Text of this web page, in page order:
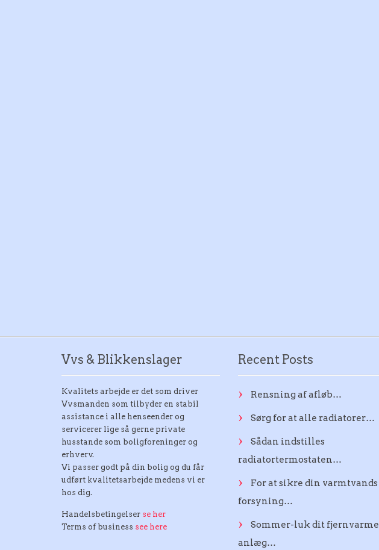
Vvs & Blikkenslager
Kvalitets arbejde er det som driver
Vvsmanden som tilbyder en stabil
assistance i alle henseender og
servicerer lige så gerne private
husstande som boligforeninger og
erhverv.
Vi passer godt på din bolig og du får
udført kvalitetsarbejde medens vi er
hos dig.
Handelsbetingelser se her
Terms of business see here
Recent Posts
Rensning af afløb…
Sørg for at alle radiatorer…
Sådan indstilles
radiatortermostaten…
For at sikre din varmtvands
forsyning…
Sommer-luk dit fjernvarme
anlæg…